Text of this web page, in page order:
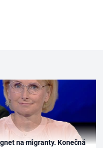
na migranty. Konečná